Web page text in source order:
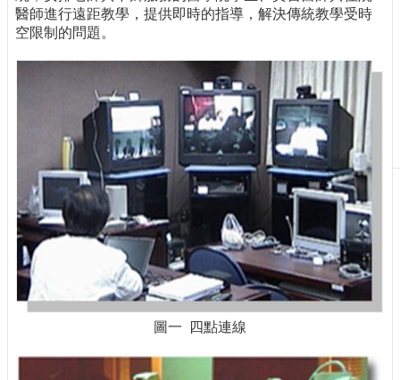
們
出
版
專
題
報
導
技
醫師進行遠距教學，提供即時的指導，解決傳統教學受時
空限制的問題。
圖一 四點連線